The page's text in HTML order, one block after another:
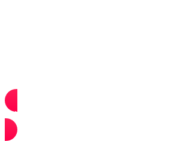
Odebírat newsletter